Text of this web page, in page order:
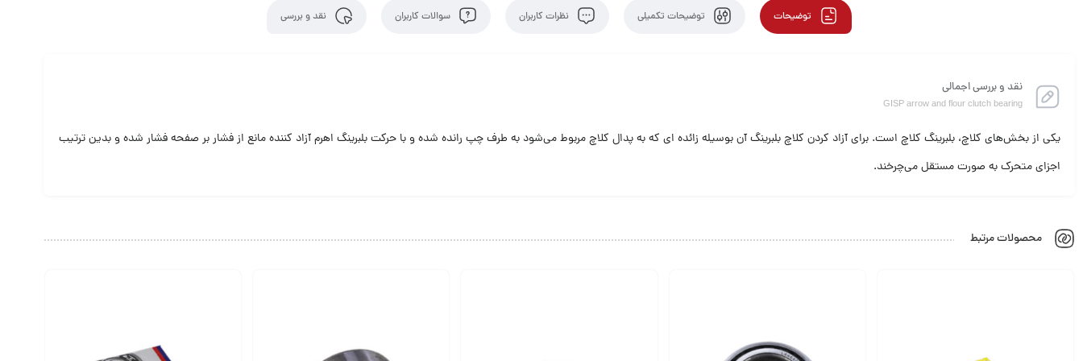
توضیحات توضیحات تکمیلی نظرات کاربران سوالات کاربران نقد و بررسی
نقد و بررسی اجمالی
GISP arrow and flour clutch bearing
یکی از بخش‌های کلاچ، بلبرینگ کلاچ است. برای آزاد کردن کلاچ بلبرینگ آن بوسیله زائده ای که به پدال کلاچ مربوط می‌شود به طرف چپ رانده شده و با حرکت بلبرینگ اهرم آزاد کننده مانع از فشار بر صفحه فشار شده و بدین ترتیب
اجزای متحرک به صورت مستقل می‌چرخند.
محصولات مرتبط